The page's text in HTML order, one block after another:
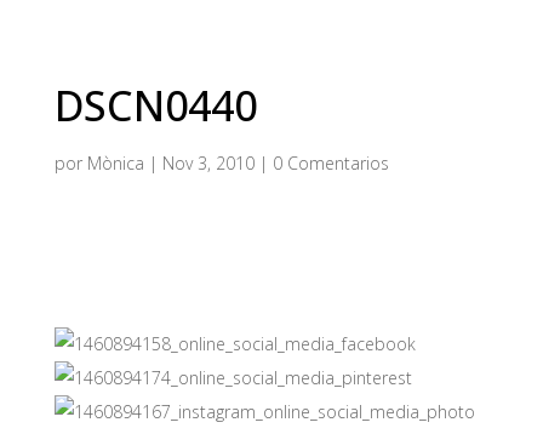
DSCN0440
por Mònica | Nov 3, 2010| 0 Comentarios